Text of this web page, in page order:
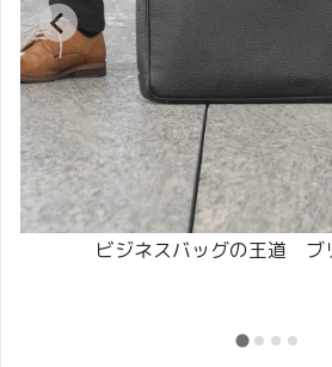
ビジネスバッグの王道 ブ